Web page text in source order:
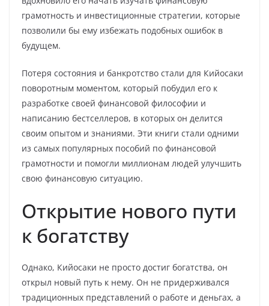
грамотность и инвестиционные стратегии, которые
позволили бы ему избежать подобных ошибок в
будущем.
Потеря состояния и банкротство стали для Кийосаки
поворотным моментом, который побудил его к
разработке своей финансовой философии и
написанию бестселлеров, в которых он делится
своим опытом и знаниями. Эти книги стали одними
из самых популярных пособий по финансовой
грамотности и помогли миллионам людей улучшить
свою финансовую ситуацию.
Открытие нового пути
к богатству
Однако, Кийосаки не просто достиг богатства, он
открыл новый путь к нему. Он не придерживался
традиционных представлений о работе и деньгах, а